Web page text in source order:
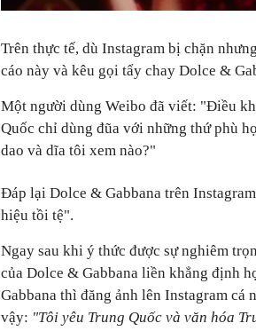
Trên thực tế, dù Instagram bị chặn
cáo này và kêu gọi tẩy chay Dolce &
Một người dùng Weibo đã viết: "Điều
Quốc chỉ dùng đũa với những thứ phù
dao và dĩa tôi xem nào?"
Đáp lại Dolce & Gabbana trên
hiệu tồi tệ".
Ngay sau khi ý thức được sự nghiêm
của Dolce & Gabbana liền khẳng định
Gabbana thì đăng ảnh lên Instagram
vậy: "Tôi yêu Trung Quốc và văn hóa